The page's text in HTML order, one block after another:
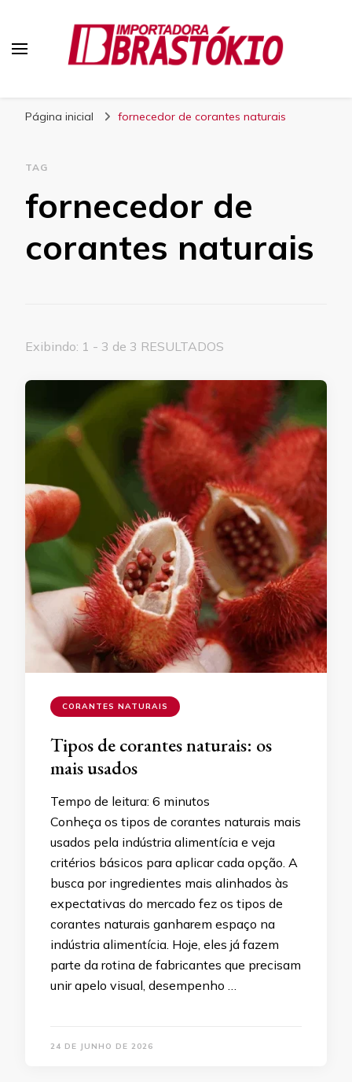
Página inicial fornecedor de corantes naturais
TAG
fornecedor de
corantes naturais
Exibindo: 1 - 3 de 3 RESULTADOS
CORANTES NATURAIS
Tipos de corantes naturais: os
mais usados
Tempo de leitura: 6 minutos
Conheça os tipos de corantes naturais mais
usados pela indústria alimentícia e veja
critérios básicos para aplicar cada opção. A
busca por ingredientes mais alinhados às
expectativas do mercado fez os tipos de
corantes naturais ganharem espaço na
indústria alimentícia. Hoje, eles já fazem
parte da rotina de fabricantes que precisam
unir apelo visual, desempenho …
24 DE JUNHO DE 2026